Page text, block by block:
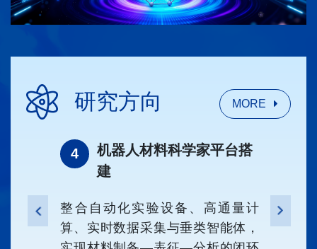
研究方向 MORE
型与
标物性
4
机器人材料科学家平台搭
建
整合自动化实验设备、高通量计
算、实时数据采集与垂类智能体，
基于
计算)